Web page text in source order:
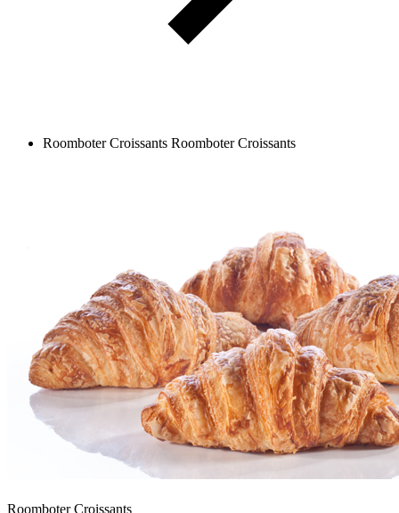
Roomboter Croissants Roomboter Croissants
Roomboter Croissants